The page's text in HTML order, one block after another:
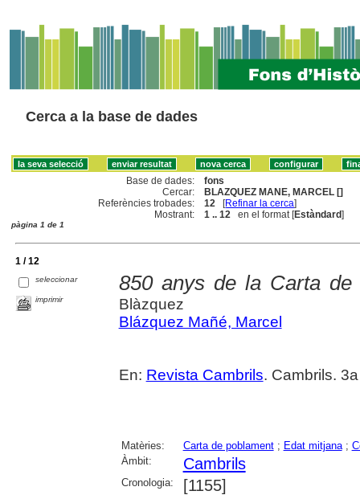
Cerca a la base de dades
Base de dades:
fons
Cercar:
BLAZQUEZ MANE, MARCEL []
Referències trobades:
12 [Refinar la cerca]
Mostrant:
1 .. 12 en el format [Estàndard]
pàgina 1 de 1
1 / 12
seleccionar
imprimir
850 anys de la Carta de
Blàzquez
Blázquez Mañé, Marcel
En: Revista Cambrils. Cambrils.
Matèries: Carta de poblament; Edat mitjana;
Àmbit:
Cambrils
Cronologia: [1155]